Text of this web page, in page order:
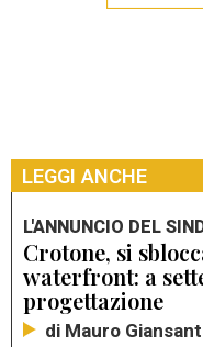
LEGGI ANCHE
L'ANNUNCIO DEL
Crotone, si
waterfront: a
progettazione
di Mauro